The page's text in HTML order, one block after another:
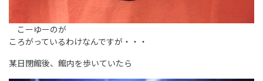
こーゆーのが
ころがっているわけなんですが・・・
某日閉館後、館内を歩いていたら